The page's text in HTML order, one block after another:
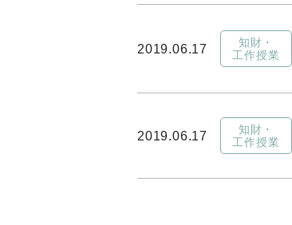
2019.06.17
知財・
工作授業
2019.06.17
知財・
工作授業